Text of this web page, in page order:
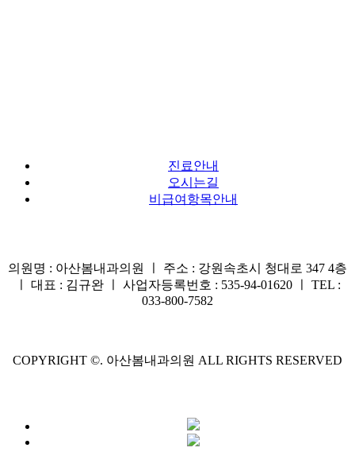
진료안내
오시는길
비급여항목안내
의원명 : 아산봄내과의원 ㅣ 주소 : 강원속초시 청대로 347 4층
ㅣ 대표 : 김규완 ㅣ 사업자등록번호 : 535-94-01620 ㅣ TEL :
033-800-7582
COPYRIGHT ©. 아산봄내과의원 ALL RIGHTS RESERVED